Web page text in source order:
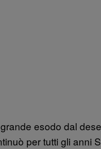
esodo dal
per tutti gli anni